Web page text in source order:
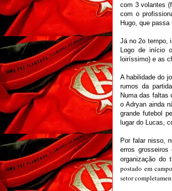
com 3 volantes
com o
Hugo, que
Já no 2o tempo,
Logo de início
loiríssimo) e as
A habilidade do
rumos da
Numa das faltas
o Adryan ainda
grande futebol
lugar do Lucas,
Por falar nisso,
erros
organização do
postado em
setor